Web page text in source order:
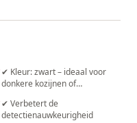
✔ Kleur: zwart – ideaal voor
donkere kozijnen of
✔ Verbetert de
detectienauwkeurigheid